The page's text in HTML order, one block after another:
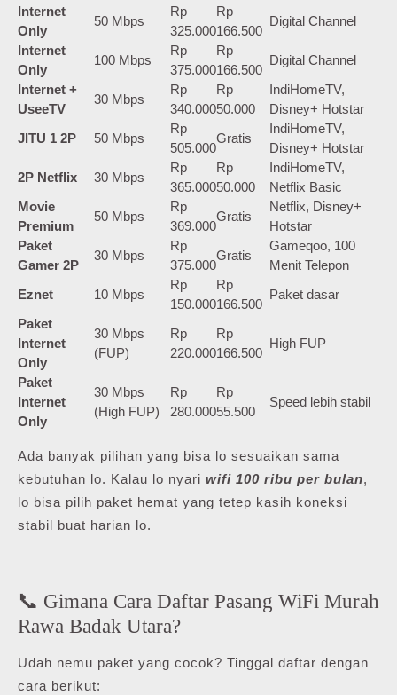
Internet
Only
50 Mbps
Rp
325.000
Rp
166.500
Digital Channel
Internet
Only
100 Mbps
Rp
375.000
Rp
166.500
Digital Channel
Internet +
UseeTV
30 Mbps
Rp
340.000
Rp
50.000
IndiHomeTV,
Disney+ Hotstar
JITU 1 2P
50 Mbps
Rp
505.000
Gratis
IndiHomeTV,
Disney+ Hotstar
2P Netflix
30 Mbps
Rp
365.000
Rp
50.000
IndiHomeTV,
Netflix Basic
Movie
Premium
50 Mbps
Rp
369.000
Gratis
Netflix, Disney+
Hotstar
Paket
Gamer 2P
30 Mbps
Rp
375.000
Gratis
Gameqoo, 100
Menit Telepon
Eznet
10 Mbps
Rp
150.000
Rp
166.500
Paket dasar
Paket
Internet
Only
30 Mbps
(FUP)
Rp
220.000
Rp
166.500
High FUP
Paket
Internet
Only
30 Mbps
(High FUP)
Rp
280.000
Rp
55.500
Speed lebih stabil
Ada banyak pilihan yang bisa lo sesuaikan sama
kebutuhan lo. Kalau lo nyari wifi 100 ribu per bulan,
lo bisa pilih paket hemat yang tetep kasih koneksi
stabil buat harian lo.
📞 Gimana Cara Daftar Pasang WiFi Murah
Rawa Badak Utara?
Udah nemu paket yang cocok? Tinggal daftar dengan
cara berikut: